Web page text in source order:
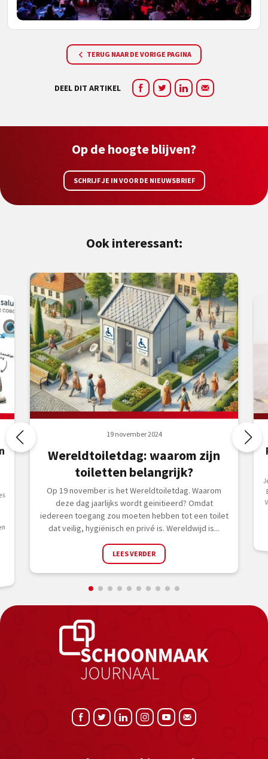
TERUG NAAR DE VORIGE PAGINA
DEEL DIT ARTIKEL
Op de hoogte blijven?
SCHRIJF JE IN VOOR DE NIEUWSBRIEF
Ook interessant:
19 november 2024
Wereldtoiletdag: waarom zijn
toiletten belangrijk?
Op 19 november is het Wereldtoiletdag. Waarom
deze dag jaarlijks wordt geinitieerd? Omdat
iedereen toegang zou moeten hebben tot een toilet
dat veilig, hygiënisch en privé is. Wereldwijd is...
LEES VERDER